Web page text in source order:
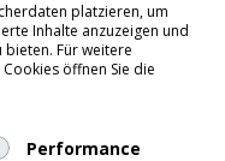
platzieren, um
Inhalte anzuzeigen und
Für weitere
öffnen Sie die
Performance